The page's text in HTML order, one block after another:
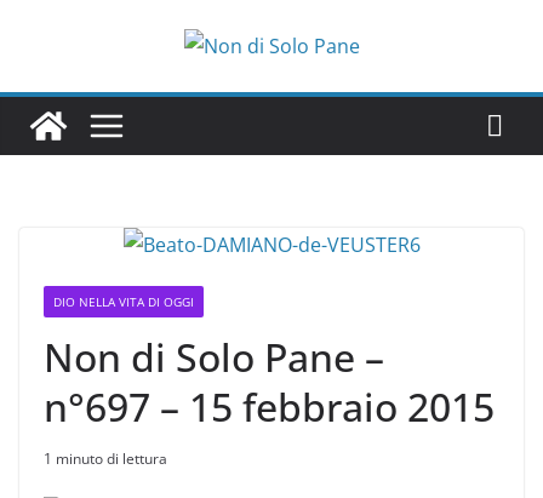
DIO NELLA VITA DI OGGI
Non di Solo Pane –
n°697 – 15 febbraio 2015
1 minuto di lettura